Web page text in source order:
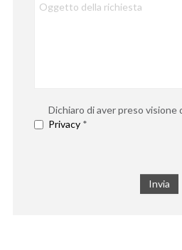
Dichiaro di aver preso visione
Privacy*